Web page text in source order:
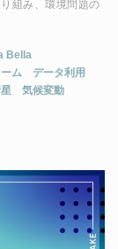
組み、環境問題の
Bella
ム
データ利用
気候変動